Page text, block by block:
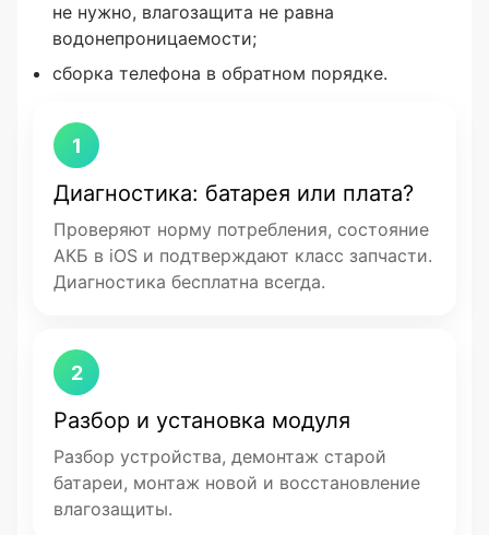
не нужно, влагозащита не равна
водонепроницаемости;
сборка телефона в обратном порядке.
1
Диагностика: батарея или плата?
Проверяют норму потребления, состояние
АКБ в iOS и подтверждают класс запчасти.
Диагностика бесплатна всегда.
2
Разбор и установка модуля
Разбор устройства, демонтаж старой
батареи, монтаж новой и восстановление
влагозащиты.